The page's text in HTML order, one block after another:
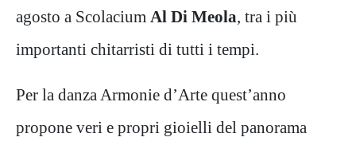
agosto a Scolacium Al Di Meola , tra i più
importanti chitarristi di tutti i tempi.
Per la danza Armonie d’Arte quest’anno
propone veri e propri gioielli del panorama